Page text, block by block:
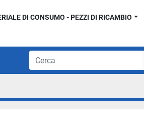
DI CONSUMO - PEZZI DI RICAMBIO